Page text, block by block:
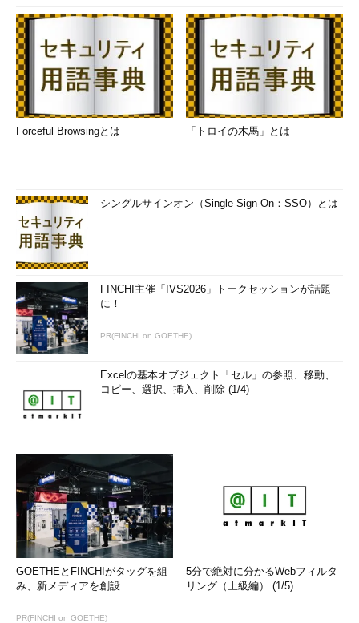
Forceful Browsingとは 「トロイの木馬」とは
シングルサインオン（Single Sign-On：SSO）とは
FINCHI主催「IVS2026」トークセッションが話題
に！
PR(FINCHI on GOETHE)
Excelの基本オブジェクト「セル」の参照、移動、
コピー、選択、挿入、削除 (1/4)
GOETHEとFINCHIがタッグを組
み、新メディアを創設
PR(FINCHI on GOETHE)
5分で絶対に分かるWebフィルタ
リング（上級編） (1/5)